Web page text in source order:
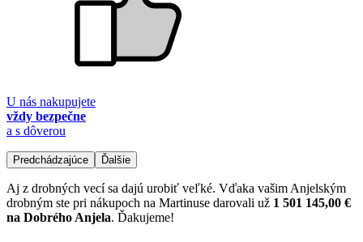
U nás nakupujete
vždy bezpečne
a s dôverou
Predchádzajúce Ďalšie
Aj z drobných vecí sa dajú urobiť veľké. Vďaka vašim Anjelským
drobným ste pri nákupoch na Martinuse darovali už 1 501 145,00 €
na Dobrého Anjela. Ďakujeme!